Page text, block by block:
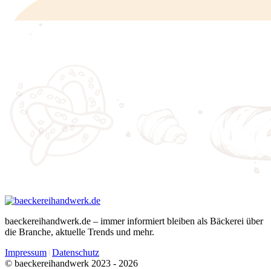
baeckereihandwerk.de – immer informiert bleiben als Bäckerei über
die Branche, aktuelle Trends und mehr.
Impressum Datenschutz
© baeckereihandwerk 2023 - 2026